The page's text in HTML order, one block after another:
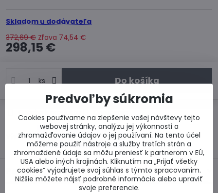
Skladom u dodávateľa
372,69 € Zľava 74,54 €
298,15 €
ks Do košíka
Otázka k produktu Doručenia
Výrobca:
Popis
Predvoľby súkromia
Cookies používame na zlepšenie vašej návštevy tejto
webovej stránky, analýzu jej výkonnosti a
zhromažďovanie údajov o jej používaní. Na tento účel
môžeme použiť nástroje a služby tretích strán a
zhromaždené údaje sa môžu preniesť k partnerom v EÚ,
USA alebo iných krajinách. Kliknutím na „Prijať všetky
cookies“ vyjadrujete svoj súhlas s týmto spracovaním.
Nižšie môžete nájsť podrobné informácie alebo upraviť
svoje preferencie.